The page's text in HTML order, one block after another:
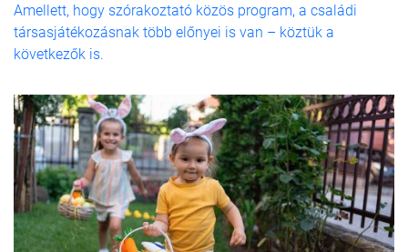
Amellett, hogy szórakoztató közös program, a családi
társasjátékozásnak több előnyei is van – köztük a
következők is.